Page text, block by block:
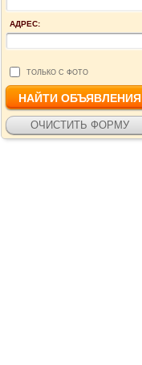
АДРЕС:
ТОЛЬКО С ФОТО